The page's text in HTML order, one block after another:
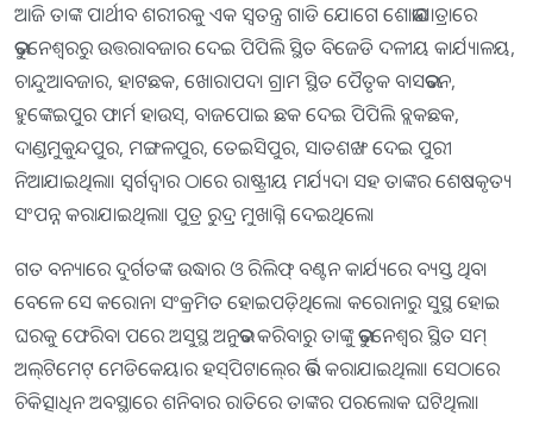
ଆଜି ତାଙ୍କ ପାର୍ଥୀବ ଶରୀରକୁ ଏକ ସ୍ୱତନ୍ତ୍ର ଗାଡି ଯୋଗେ ଶୋଭାଯାତ୍ରାରେ
ଭୁବନେଶ୍ୱରରୁ ଉତ୍ତରାବଜାର ଦେଇ ପିପିଲି ସ୍ଥିତ ବିଜେଡି ଦଳୀୟ କାର୍ଯ୍ୟାଳୟ,
ଚାନ୍ଦୁଆବଜାର, ହାଟଛକ, ଖୋରାପଦା ଗ୍ରାମ ସ୍ଥିତ ପୈତୃକ ବାସଭବନ,
ହୁଙ୍କେଇପୁର ଫାର୍ମ ହାଉସ୍‍, ବାଜପୋଇ ଛକ ଦେଇ ପିପିଲି ବ୍ଲକଛକ,
ଦାଣ୍ଡମୁକୁନ୍ଦପୁର, ମଙ୍ଗଳପୁର, ତେଇସିପୁର, ସାତଶଙ୍ଖ ଦେଇ ପୁରୀ
ନିଆଯାଇଥିଲା। ସ୍ୱର୍ଗଦ୍ୱାର ଠାରେ ରାଷ୍ଟ୍ରୀୟ ମର୍ଯ୍ୟଦା ସହ ତାଙ୍କର ଶେଷକୃତ୍ୟ
ସଂପନ୍ନ କରାଯାଇଥିଲା। ପୁତ୍ର ରୁଦ୍ର ମୁଖାଗ୍ନି ଦେଇଥିଲେ।
ଗତ ବନ୍ୟାରେ ଦୁର୍ଗତଙ୍କ ଉଦ୍ଧାର ଓ ରିଲିଫ୍‍ ବଣ୍ଟନ କାର୍ଯ୍ୟରେ ବ୍ୟସ୍ତ ଥିବା
ବେଳେ ସେ କରୋନା ସଂକ୍ରମିତ ହୋଇପଡ଼ିଥିଲେ। କରୋନାରୁ ସୁସ୍ଥ ହୋଇ
ଘରକୁ ଫେରିବା ପରେ ଅସୁସ୍ଥ ଅନୁଭବ କରିବାରୁ ତାଙ୍କୁ ଭୁବନେଶ୍ୱର ସ୍ଥିତ ସମ୍‍
ଅଲ୍‍ଟିମେଟ୍‍ ମେଡିକେୟାର ହସ୍‍ପିଟାଲ୍‍ରେ ଭର୍ତ୍ତି କରାଯାଇଥିଲା। ସେଠାରେ
ଚିକିତ୍ସାଧିନ ଅବସ୍ଥାରେ ଶନିବାର ରାତିରେ ତାଙ୍କର ପରଲୋକ ଘଟିଥିଲା।